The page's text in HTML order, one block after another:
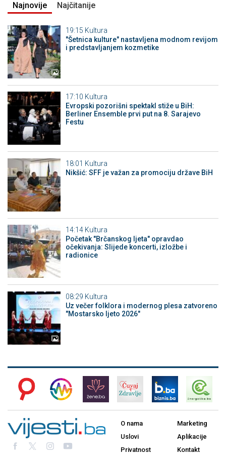
Najnovije Najčitanije
19:15 Kultura
"Šetnica kulture" nastavljena modnom revijom
i predstavljanjem kozmetike
17:10 Kultura
Evropski pozorišni spektakl stiže u BiH:
Berliner Ensemble prvi put na 8. Sarajevo
Festu
18:01 Kultura
Nikšić: SFF je važan za promociju države BiH
14:14 Kultura
Početak "Brčanskog ljeta" opravdao
očekivanja: Slijede koncerti, izložbe i
radionice
08:29 Kultura
Uz večer folklora i modernog plesa zatvoreno
"Mostarsko ljeto 2026"
O nama
Uslovi
Privatnost
Marketing
Aplikacije
Kontakt